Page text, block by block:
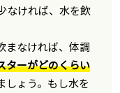
なければ、水を飲
まなければ、体調
ターがどのくらい
しょう。もし水を